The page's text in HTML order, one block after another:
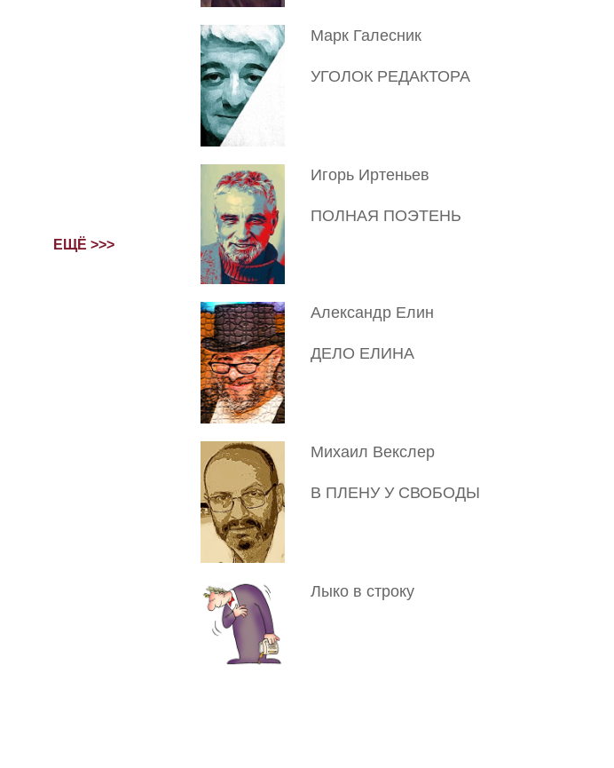
ЕЩЁ >>>
Марк Галесник
УГОЛОК РЕДАКТОРА
Игорь Иртеньев
ПОЛНАЯ ПОЭТЕНЬ
Александр Елин
ДЕЛО ЕЛИНА
Михаил Векслер
В ПЛЕНУ У СВОБОДЫ
Лыко в строку